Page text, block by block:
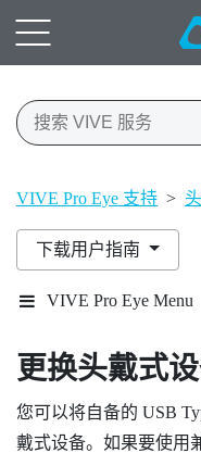
VIVE Pro Eye 支持 >
下载用户指南
VIVE Pro Eye Menu
更换头戴式
您可以将自备的 USB
戴式设备。如果要使用